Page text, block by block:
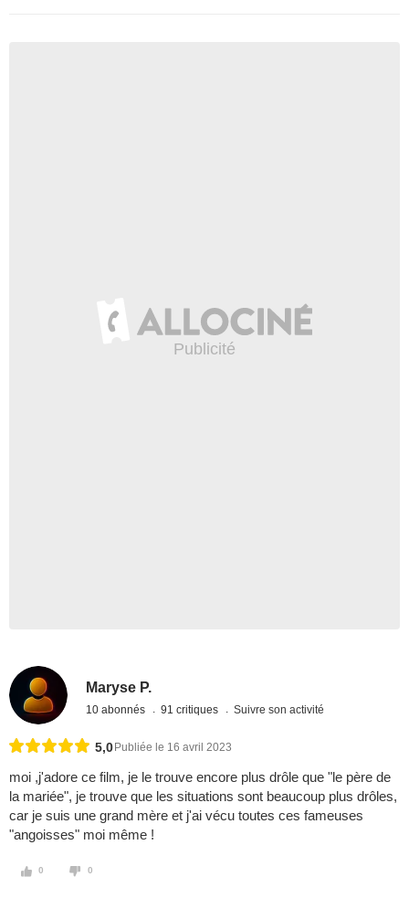
Maryse P.
10 abonnés 91 critiques Suivre son activité
5,0 Publiée le 16 avril 2023
moi ,j'adore ce film, je le trouve encore plus drôle que "le père de
la mariée", je trouve que les situations sont beaucoup plus drôles,
car je suis une grand mère et j'ai vécu toutes ces fameuses
"angoisses" moi même !
0 0